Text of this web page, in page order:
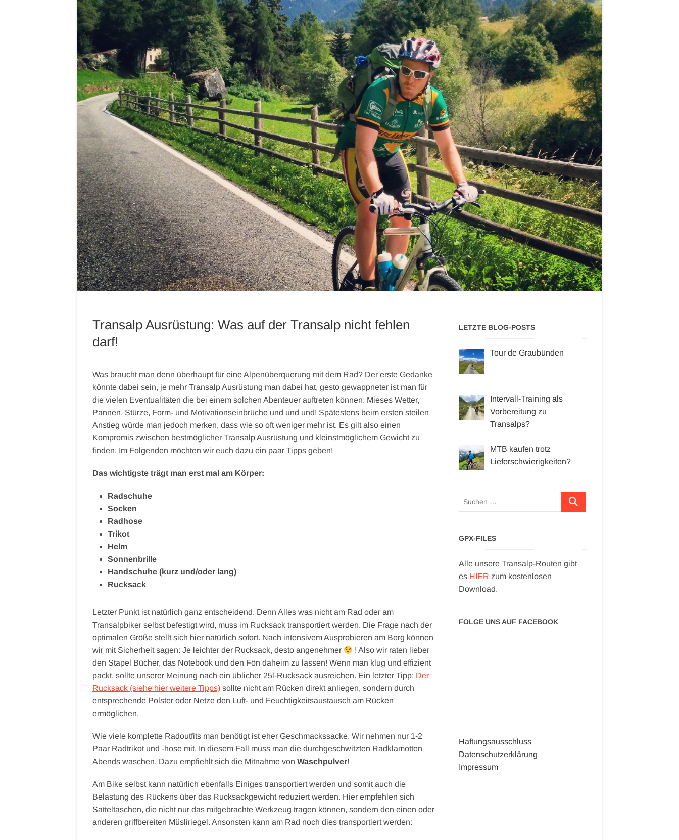
Transalp Ausrüstung: Was auf der Transalp nicht fehlen
darf!
Was braucht man denn überhaupt für eine Alpenüberquerung mit dem Rad? Der erste Gedanke
könnte dabei sein, je mehr Transalp Ausrüstung man dabei hat, gesto gewappneter ist man für
die vielen Eventualitäten die bei einem solchen Abenteuer auftreten können: Mieses Wetter,
Pannen, Stürze, Form- und Motivationseinbrüche und und und! Spätestens beim ersten steilen
Anstieg würde man jedoch merken, dass wie so oft weniger mehr ist. Es gilt also einen
Kompromis zwischen bestmöglicher Transalp Ausrüstung und kleinstmöglichem Gewicht zu
finden. Im Folgenden möchten wir euch dazu ein paar Tipps geben!
Das wichtigste trägt man erst mal am Körper:
Radschuhe
Socken
Radhose
Trikot
Helm
Sonnenbrille
Handschuhe (kurz und/oder lang)
Rucksack
Letzter Punkt ist natürlich ganz entscheidend. Denn Alles was nicht am Rad oder am
Transalpbiker selbst befestigt wird, muss im Rucksack transportiert werden. Die Frage nach der
optimalen Größe stellt sich hier natürlich sofort. Nach intensivem Ausprobieren am Berg können
wir mit Sicherheit sagen: Je leichter der Rucksack, desto angenehmer
! Also wir raten lieber
den Stapel Bücher, das Notebook und den Fön daheim zu lassen! Wenn man klug und effizient
packt, sollte unserer Meinung nach ein üblicher 25l-Rucksack ausreichen. Ein letzter Tipp: Der
Rucksack (siehe hier weitere Tipps) sollte nicht am Rücken direkt anliegen, sondern durch
entsprechende Polster oder Netze den Luft- und Feuchtigkeitsaustausch am Rücken
ermöglichen.
Wie viele komplette Radoutfits man benötigt ist eher Geschmackssacke. Wir nehmen nur 1-2
Paar Radtrikot und -hose mit. In diesem Fall muss man die durchgeschwitzten Radklamotten
Abends waschen. Dazu empfiehlt sich die Mitnahme von Waschpulver!
Am Bike selbst kann natürlich ebenfalls Einiges transportiert werden und somit auch die
Belastung des Rückens über das Rucksackgewicht reduziert werden. Hier empfehlen sich
Satteltaschen, die nicht nur das mitgebrachte Werkzeug tragen können, sondern den einen oder
anderen griffbereiten Müsliriegel. Ansonsten kann am Rad noch dies transportiert werden:
LETZTE BLOG-POSTS
Tour de Graubünden
Intervall-Training als
Vorbereitung zu
Transalps?
MTB kaufen trotz
Lieferschwierigkeiten?
Suchen …
GPX-FILES
Alle unsere Transalp-Routen gibt
es HIER zum kostenlosen
Download.
FOLGE UNS AUF FACEBOOK
Haftungsausschluss
Datenschutzerklärung
Impressum